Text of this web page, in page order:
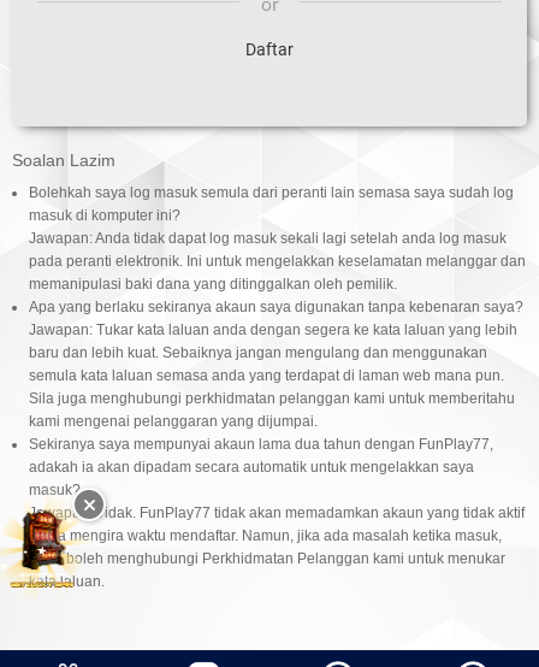
Daftar
Soalan Lazim
Bolehkah saya log masuk semula dari peranti lain semasa saya sudah log
masuk di komputer ini?
Jawapan: Anda tidak dapat log masuk sekali lagi setelah anda log masuk
pada peranti elektronik. Ini untuk mengelakkan keselamatan melanggar dan
memanipulasi baki dana yang ditinggalkan oleh pemilik.
Apa yang berlaku sekiranya akaun saya digunakan tanpa kebenaran saya?
Jawapan: Tukar kata laluan anda dengan segera ke kata laluan yang lebih
baru dan lebih kuat. Sebaiknya jangan mengulang dan menggunakan
semula kata laluan semasa anda yang terdapat di laman web mana pun.
Sila juga menghubungi perkhidmatan pelanggan kami untuk memberitahu
kami mengenai pelanggaran yang dijumpai.
Sekiranya saya mempunyai akaun lama dua tahun dengan FunPlay77,
adakah ia akan dipadam secara automatik untuk mengelakkan saya
masuk?
Jawapan: Tidak. FunPlay77 tidak akan memadamkan akaun yang tidak aktif
tanpa mengira waktu mendaftar. Namun, jika ada masalah ketika masuk,
anda boleh menghubungi Perkhidmatan Pelanggan kami untuk menukar
kata laluan.